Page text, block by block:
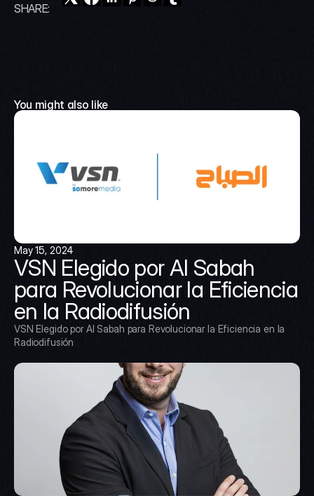
SHARE:
You might also like
May 15, 2024
VSN Elegido por Al Sabah
para Revolucionar la Eficiencia
en la Radiodifusión
VSN Elegido por Al Sabah para Revolucionar la Eficiencia en la
Radiodifusión